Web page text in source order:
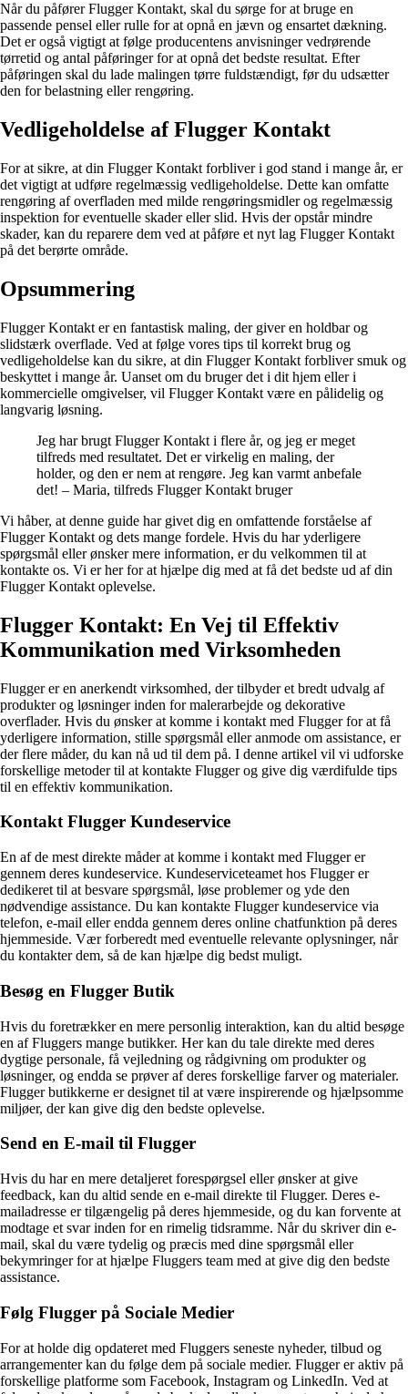
Når du påfører Flugger Kontakt, skal du sørge for at bruge en
passende pensel eller rulle for at opnå en jævn og ensartet dækning.
Det er også vigtigt at følge producentens anvisninger vedrørende
tørretid og antal påføringer for at opnå det bedste resultat. Efter
påføringen skal du lade malingen tørre fuldstændigt, før du udsætter
den for belastning eller rengøring.
Vedligeholdelse af Flugger Kontakt
For at sikre, at din Flugger Kontakt forbliver i god stand i mange år, er
det vigtigt at udføre regelmæssig vedligeholdelse. Dette kan omfatte
rengøring af overfladen med milde rengøringsmidler og regelmæssig
inspektion for eventuelle skader eller slid. Hvis der opstår mindre
skader, kan du reparere dem ved at påføre et nyt lag Flugger Kontakt
på det berørte område.
Opsummering
Flugger Kontakt er en fantastisk maling, der giver en holdbar og
slidstærk overflade. Ved at følge vores tips til korrekt brug og
vedligeholdelse kan du sikre, at din Flugger Kontakt forbliver smuk og
beskyttet i mange år. Uanset om du bruger det i dit hjem eller i
kommercielle omgivelser, vil Flugger Kontakt være en pålidelig og
langvarig løsning.
Jeg har brugt Flugger Kontakt i flere år, og jeg er meget
tilfreds med resultatet. Det er virkelig en maling, der
holder, og den er nem at rengøre. Jeg kan varmt anbefale
det! – Maria, tilfreds Flugger Kontakt bruger
Vi håber, at denne guide har givet dig en omfattende forståelse af
Flugger Kontakt og dets mange fordele. Hvis du har yderligere
spørgsmål eller ønsker mere information, er du velkommen til at
kontakte os. Vi er her for at hjælpe dig med at få det bedste ud af din
Flugger Kontakt oplevelse.
Flugger Kontakt: En Vej til Effektiv
Kommunikation med Virksomheden
Flugger er en anerkendt virksomhed, der tilbyder et bredt udvalg af
produkter og løsninger inden for malerarbejde og dekorative
overflader. Hvis du ønsker at komme i kontakt med Flugger for at få
yderligere information, stille spørgsmål eller anmode om assistance, er
der flere måder, du kan nå ud til dem på. I denne artikel vil vi udforske
forskellige metoder til at kontakte Flugger og give dig værdifulde tips
til en effektiv kommunikation.
Kontakt Flugger Kundeservice
En af de mest direkte måder at komme i kontakt med Flugger er
gennem deres kundeservice. Kundeserviceteamet hos Flugger er
dedikeret til at besvare spørgsmål, løse problemer og yde den
nødvendige assistance. Du kan kontakte Flugger kundeservice via
telefon, e-mail eller endda gennem deres online chatfunktion på deres
hjemmeside. Vær forberedt med eventuelle relevante oplysninger, når
du kontakter dem, så de kan hjælpe dig bedst muligt.
Besøg en Flugger Butik
Hvis du foretrækker en mere personlig interaktion, kan du altid besøge
en af Fluggers mange butikker. Her kan du tale direkte med deres
dygtige personale, få vejledning og rådgivning om produkter og
løsninger, og endda se prøver af deres forskellige farver og materialer.
Flugger butikkerne er designet til at være inspirerende og hjælpsomme
miljøer, der kan give dig den bedste oplevelse.
Send en E-mail til Flugger
Hvis du har en mere detaljeret forespørgsel eller ønsker at give
feedback, kan du altid sende en e-mail direkte til Flugger. Deres e-
mailadresse er tilgængelig på deres hjemmeside, og du kan forvente at
modtage et svar inden for en rimelig tidsramme. Når du skriver din e-
mail, skal du være tydelig og præcis med dine spørgsmål eller
bekymringer for at hjælpe Fluggers team med at give dig den bedste
assistance.
Følg Flugger på Sociale Medier
For at holde dig opdateret med Fluggers seneste nyheder, tilbud og
arrangementer kan du følge dem på sociale medier. Flugger er aktiv på
forskellige platforme som Facebook, Instagram og LinkedIn. Ved at